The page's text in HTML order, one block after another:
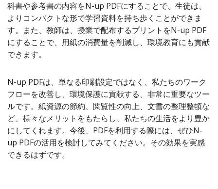
科書や参考書の内容をN-up PDFにすることで、生徒は、
よりコンパクトな形で学習資料を持ち歩くことができま
す。また、教師は、授業で配布するプリントをN-up PDF
にすることで、用紙の消費量を削減し、環境教育にも貢献
できます。
N-up PDFは、単なる印刷設定ではなく、私たちのワーク
フローを改善し、環境保護に貢献する、非常に重要なツー
ルです。紙資源の節約、閲覧性の向上、文書の整理整頓な
ど、様々なメリットをもたらし、私たちの生活をより豊か
にしてくれます。今後、PDFを利用する際には、ぜひN-
up PDFの活用を検討してみてください。その効果を実感
できるはずです。